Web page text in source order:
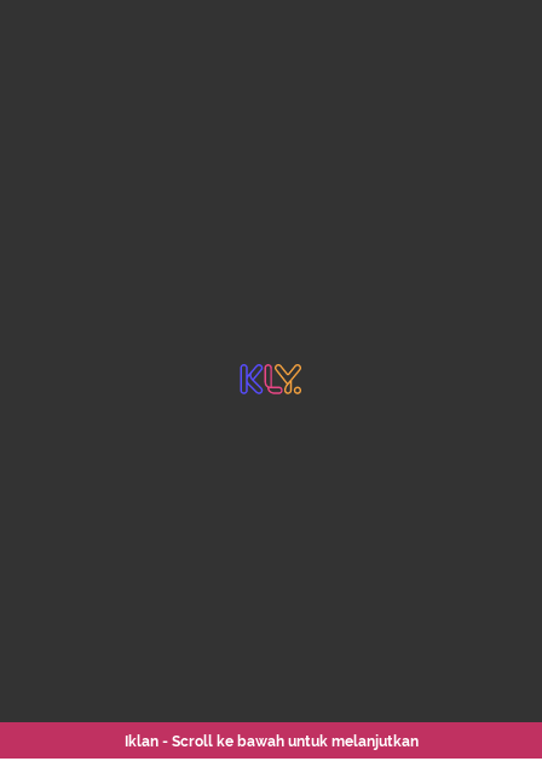
Iklan - Scroll ke bawah untuk melanjutkan